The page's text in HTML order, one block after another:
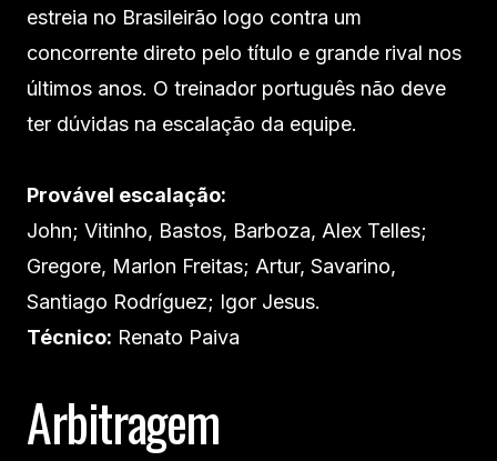
estreia no Brasileirão logo contra um
concorrente direto pelo título e grande rival nos
últimos anos. O treinador português não deve
ter dúvidas na escalação da equipe.
Provável escalação:
John; Vitinho, Bastos, Barboza, Alex Telles;
Gregore, Marlon Freitas; Artur, Savarino,
Santiago Rodríguez; Igor Jesus.
Técnico: Renato Paiva
Arbitragem